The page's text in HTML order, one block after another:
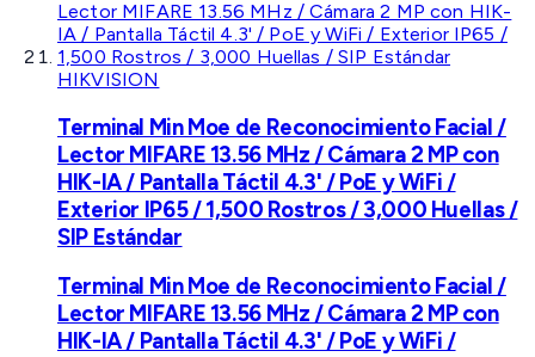
HIKVISION
Terminal Min Moe de Reconocimiento Facial /
Lector MIFARE 13.56 MHz / Cámara 2 MP con
HIK-IA / Pantalla Táctil 4.3' / PoE y WiFi /
Exterior IP65 / 1,500 Rostros / 3,000 Huellas /
SIP Estándar
Terminal Min Moe de Reconocimiento Facial /
Lector MIFARE 13.56 MHz / Cámara 2 MP con
HIK-IA / Pantalla Táctil 4.3' / PoE y WiFi /